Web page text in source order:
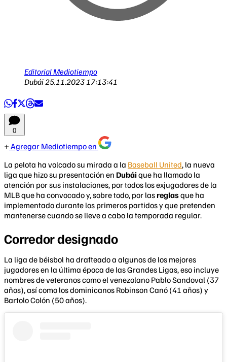
Editorial Mediotiempo
Dubái25.11.2023 17:13:41
0
Agregar Mediotiempo en
La pelota ha volcado su mirada a la Baseball United, la nueva
liga que hizo su presentación en Dubáique ha llamado la
atención por sus instalaciones, por todos los exjugadores de la
MLB que ha convocado y, sobre todo, por las reglasque ha
implementado durante los primeros partidos y que pretenden
mantenerse cuando se lleve a cabo la temporada regular.
Corredor designado
La liga de béisbol ha drafteado a algunos de los mejores
jugadores en la última época de las Grandes Ligas, eso incluye
nombres de veteranos como el venezolano Pablo Sandoval (37
años), así como los dominicanos Robinson Canó (41 años) y
Bartolo Colón (50 años).